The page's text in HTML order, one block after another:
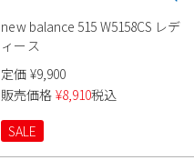
new balance 515 W5158CS レデ
ィース
定価 ¥9,900
販売価格 ¥8,910税込
SALE